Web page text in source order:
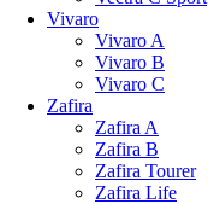
Vivaro
Vivaro A
Vivaro B
Vivaro C
Zafira
Zafira A
Zafira B
Zafira Tourer
Zafira Life